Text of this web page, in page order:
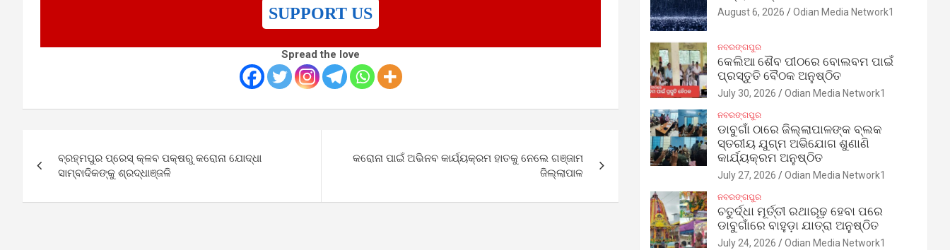
SUPPORT US
Spread the love
navigation
ବ୍ରହ୍ମପୁର ପ୍ରେସ୍ କ୍ଳବ ପକ୍ଷରୁ କରୋନା ଯୋଦ୍ଧା
ସାମ୍ବାଦିକଙ୍କୁ ଶ୍ରଦ୍ଧାଞ୍ଜଳି
କରୋନା ପାଇଁ ଅଭିନବ କାର୍ଯ୍ୟକ୍ରମ ହାତକୁ ନେଲେ ଗଞ୍ଜାମ
ଜିଲ୍ଲାପାଳ
August 6, 2026 Odian Media Network1
ନବରଙ୍ଗପୁର
କେଲିଆ ଶୈବ ପୀଠରେ ବୋଲବମ ପାଇଁ
ପ୍ରସ୍ତୁତି ବୈଠକ ଅନୁଷ୍ଠିତ
July 30, 2026 Odian Media Network1
ନବରଙ୍ଗପୁର
ଡାବୁଗାଁ ଠାରେ ଜିଲ୍ଲାପାଳଙ୍କ ବ୍ଲକ
ସ୍ତରୀୟ ଯୁଗ୍ମ ଅଭିଯୋଗ ଶୁଣାଣି
କାର୍ଯ୍ୟକ୍ରମ ଅନୁଷ୍ଠିତ
July 27, 2026 Odian Media Network1
ନବରଙ୍ଗପୁର
ଚତୁର୍ଦ୍ଧା ମୂର୍ତ୍ତୀ ରଥାରୂଢ଼ ହେବା ପରେ
ଡାବୁଗାଁରେ ବାହୁଡ଼ା ଯାତ୍ରା ଅନୁଷ୍ଠିତ
July 24, 2026 Odian Media Network1